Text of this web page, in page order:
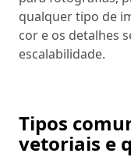
qualquer tipo de
cor e os detalhes
escalabilidade.
Tipos
vetoriais e